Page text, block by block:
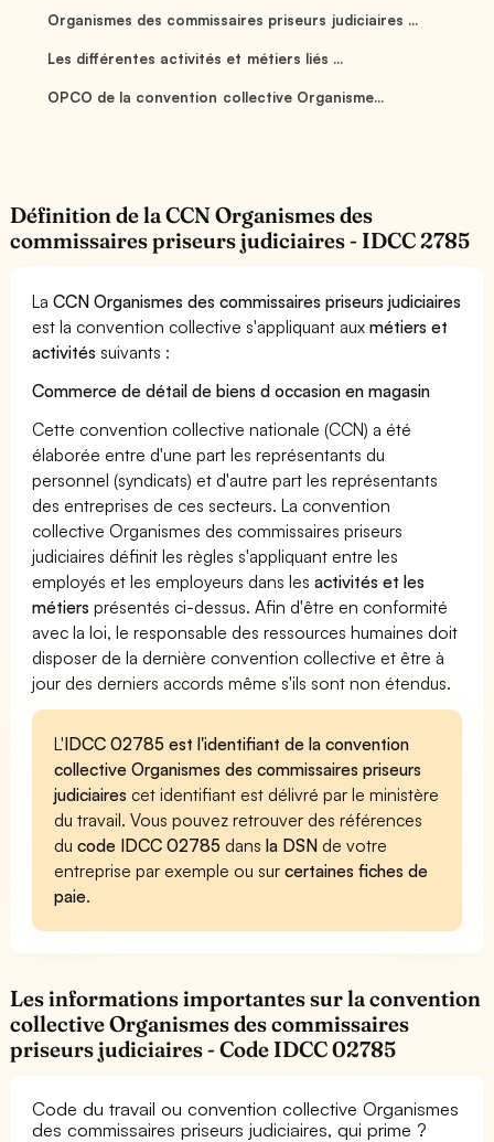
Organismes des commissaires priseurs judiciaires ...
Les différentes activités et métiers liés ...
OPCO de la convention collective Organisme...
Définition de la CCN Organismes des
commissaires priseurs judiciaires - IDCC 2785
LaCCN Organismes des commissaires priseurs judiciaires
est la convention collective s'appliquant auxmétiers et
activités suivants :
Commerce de détail de biens d occasion en magasin
Cette convention collective nationale (CCN) a été
élaborée entre d'une part les représentants du
personnel (syndicats) et d'autre part les représentants
des entreprises de ces secteurs. La convention
collective Organismes des commissaires priseurs
judiciaires définit les règles s'appliquant entre les
employés et les employeurs dans lesactivités et les
métiers présentés ci-dessus. Afin d'être en conformité
avec la loi, le responsable des ressources humaines doit
disposer de la dernière convention collective et être à
jour des derniers accords même s'ils sont non étendus.
L'IDCC 02785 est l'identifiant de la convention
collective Organismes des commissaires priseurs
judiciaires cet identifiant est délivré par le ministère
du travail. Vous pouvez retrouver des références
ducode IDCC 02785 dansla DSN de votre
entreprise par exemple ou surcertaines fiches de
paie.
Les informations importantes sur la convention
collective Organismes des commissaires
priseurs judiciaires - Code IDCC 02785
Code du travail ou convention collective Organismes
des commissaires priseurs judiciaires, qui prime ?